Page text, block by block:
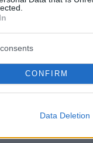
CONFIRM
Data Deletion
σήμερα
31η
κομάντος
τωνΙμίων .
protothema.gr στο